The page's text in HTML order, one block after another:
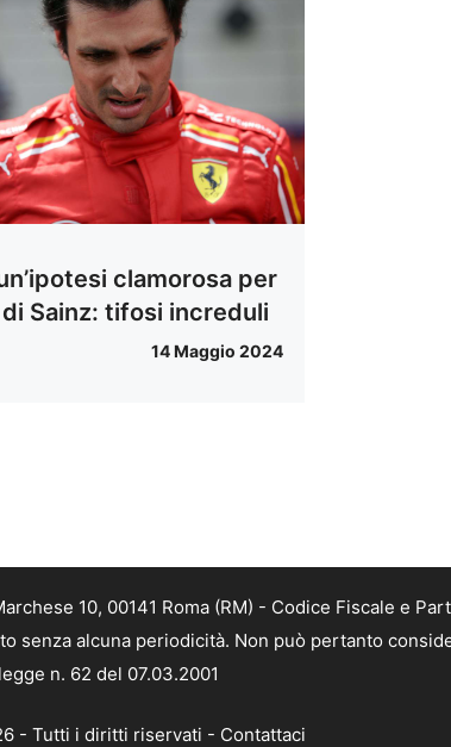
clamorosa per
Sainz: tifosi increduli
14 Maggio 2024
10, 00141 Roma (RM) - Codice Fiscale e
senza alcuna periodicità. Non può pertanto
n. 62 del 07.03.2001
- Tutti i diritti riservati - Contattaci